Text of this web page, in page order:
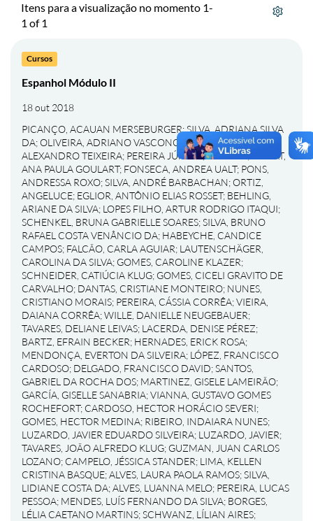
Itens para a visualização no momento 1-
1 of 1
Cursos
Espanhol Módulo II
18 out 2018
PICANÇO, ACAUAN MERSEBURGER;SILVA, ADRIANA SILVA
DA;OLIVEIRA, ADRIANO VASCONCELOS DE ;GOMES,
ALEXANDRO TEIXEIRA; PEREIRA JÚNIOR, ALÉRCIO; BONAT,
ANA PAULA GOULART; FONSECA, ANDREA UALT; PONS,
ANDRESSA ROXO;SILVA, ANDRÉ BARBACHAN;ORTIZ,
ANGELUCE; EGLIOR, ANTÔNIO ELIAS ROSSET; BEHLING,
ARIANE DA SILVA; LOPES FILHO, ARTUR RODRIGO ITAQUI;
SCHENKEL, BRUNA GABRIELLE SOARES;SILVA, BRUNO
RAFAEL COSTA VENÂNCIO DA; HABEYCHE, CANDICE
CAMPOS; FALCÃO, CARLA AGUIAR; LAUTENSCHÄGER,
CAROLINA DA SILVA; GOMES, CAROLINE KLAZER;
SCHNEIDER, CATIÚCIA KLUG; GOMES, CICELI GRAVITO DE
CARVALHO; DANTAS, CRISTIANE MONTEIRO; NUNES,
CRISTIANO MORAIS; PEREIRA, CÁSSIA CORRÊA;VIEIRA,
DAIANA CORRÊA;WILLE, DANIELLE NEUGEBAUER;
TAVARES, DELIANE LEIVAS; LACERDA, DENISE PÉREZ;
BARTZ, EFRAIN BECKER; HERNADES, ERICK ROSA;
MENDONÇA, EVERTON DA SILVEIRA; LÓPEZ, FRANCISCO
CARDOSO; DELGADO, FRANCISCO DAVID;SANTOS,
GABRIEL DA ROCHA DOS; MARTINEZ, GISELE LAMEIRÃO;
GARCÍA, GISELLE SANABRIA;VIANNA, GUSTAVO GOMES
ROCHEFORT; CARDOSO, HECTOR HORÁCIO SEVERI;
GOMES, HECTOR MEDINA; RIBEIRO, INDAIARA NUNES;
LUZARDO, JAVIER EDUARDO SILVEIRA; LUZARDO, JAVIER;
TAVARES, JOÃO ALFREDO KLUG; GUZMAN, JUAN CARLOS
LOZANO; CAMPELO, JÉSSICA STANDER; LIMA, KELLEN
CRISTINA BASQUE;ALVES, LAURA PAOLA RAMOS;SILVA,
LIDIANE COSTA DA;ALVES, LUANNA MELO; PEREIRA, LUCAS
PESSOA; MENDES, LUÍS FERNANDO DA SILVA; BORGES,
LÉLIA CAETANO MARTINS;SCHWANZ, LÍLIAN AIRES;